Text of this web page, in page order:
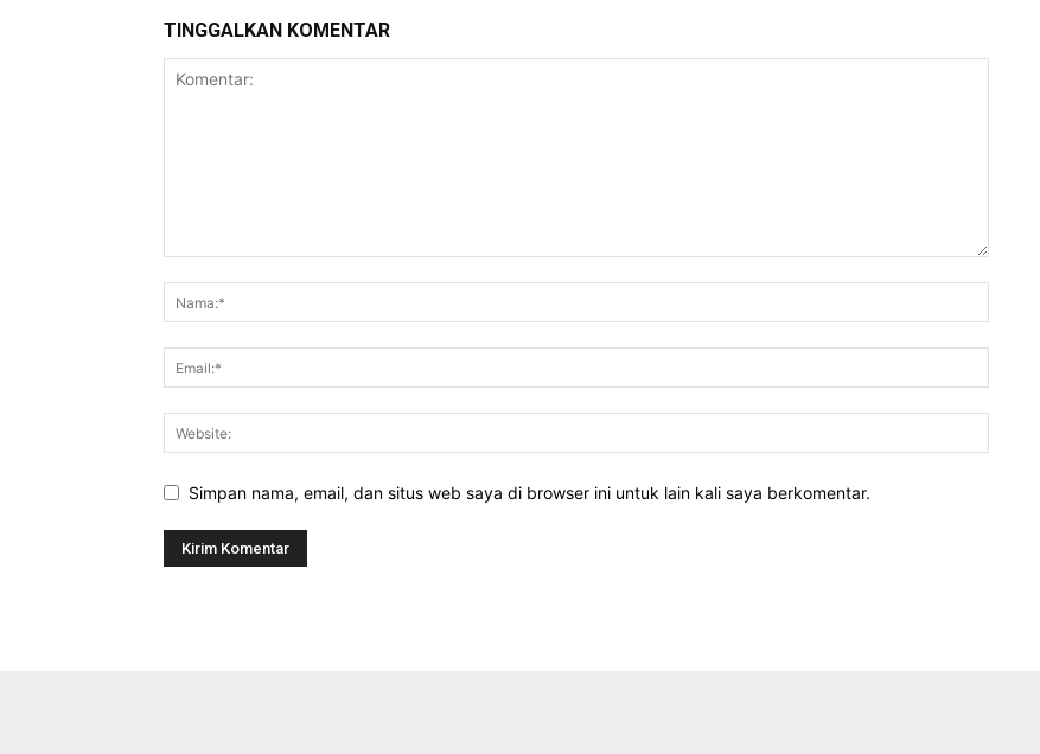
TINGGALKAN KOMENTAR
Simpan nama, email, dan situs web saya di browser ini untuk lain kali saya berkomentar.